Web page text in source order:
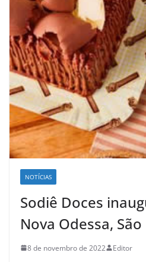
NOTÍCIAS
Sodiê Doces
Nova Odessa,
8 de novembro de 2022 Editor